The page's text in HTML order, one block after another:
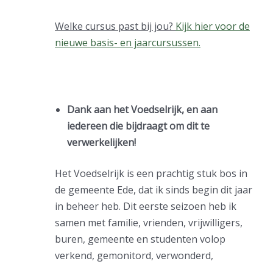
Welke cursus past bij jou? Kijk hier voor de
nieuwe basis- en jaarcursussen.
Dank aan het Voedselrijk, en aan
iedereen die bijdraagt om dit te
verwerkelijken!
Het Voedselrijk is een prachtig stuk bos in
de gemeente Ede, dat ik sinds begin dit jaar
in beheer heb. Dit eerste seizoen heb ik
samen met familie, vrienden, vrijwilligers,
buren, gemeente en studenten volop
verkend, gemonitord, verwonderd,